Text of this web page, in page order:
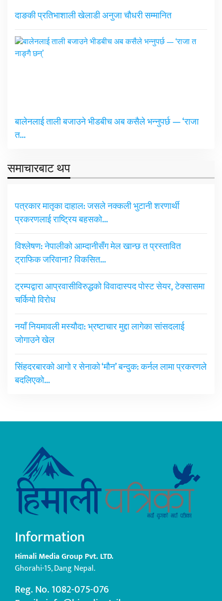
दाङकी प्रतिभाशाली खेलाडी अनुजा चौधरी सम्मानित
बालेनलाई ताली बजाउने भीडबीच अब कसैले भन्नुपर्छ — ‘राजा
त…
समाचारबाट थप
पत्रकार मातृका दाहाल: जसले नक्कली भुटानी शरणार्थी
प्रकरणलाई राष्ट्रिय बहसको…
विश्लेषण: नेपालीको आम्दानीसँग मेल खान्छ त प्रस्तावित
ट्राफिक जरिवाना? विकसित…
ट्रम्पद्वारा आप्रवासीविरुद्धको विवादास्पद पोस्ट सेयर, टेक्सासमा
चर्कियो विरोध
नयाँ नियमावली मस्यौदा: भ्रष्टाचार मुद्दा लागेका सांसदलाई
जोगाउने खेल
सिंहदरबारको आगो र सेनाको ‘मौन’ बन्दुक: कर्नल लामा प्रकरणले
बदलिएको…
Information
Himali Media Group Pvt. LTD.
Ghorahi-15, Dang Nepal.
Reg. No. 1082-075-076